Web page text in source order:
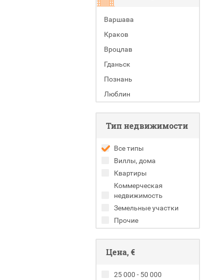
Варшава
Краков
Вроцлав
Гданьск
Познань
Люблин
Тип недвижимости
Все типы
Виллы, дома
Квартиры
Коммерческая
недвижимость
Земельные участки
Прочие
Цена, €
25 000 - 50 000